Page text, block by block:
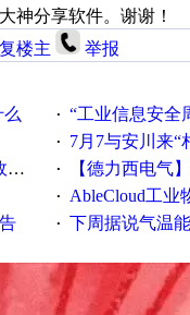
神分享软件。谢谢！
楼主 举报
· “工业信息安全周之我见
· 7月7与安川来“
· 【德力西电气】
· AbleCloud工业物联
· 下周据说气温